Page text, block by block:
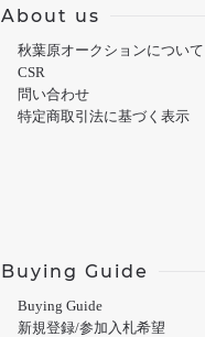
About us
秋葉原オークションについて
CSR
問い合わせ
特定商取引法に基づく表示
Buying Guide
Buying Guide
新規登録/参加入札希望